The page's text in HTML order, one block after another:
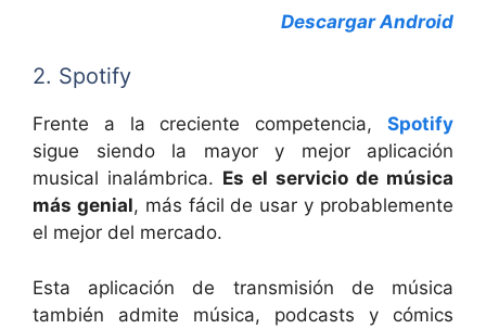
Descargar Android
2. Spotify
Frente a la creciente competencia, Spotify
sigue siendo la mayor y mejor aplicación
musical inalámbrica. Es el servicio de música
más genial, más fácil de usar y probablemente
el mejor del mercado.
Esta aplicación de transmisión de música
también admite música, podcasts y cómics